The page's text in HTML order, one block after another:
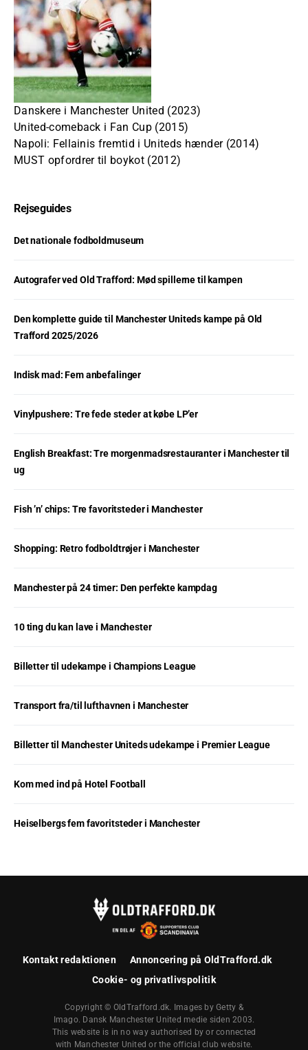
Danskere i Manchester United (2023)
United-comeback i Fan Cup (2015)
Napoli: Fellainis fremtid i Uniteds hænder (2014)
MUST opfordrer til boykot (2012)
Rejseguides
Det nationale fodboldmuseum
Autografer ved Old Trafford: Mød spillerne til kampen
Den komplette guide til Manchester Uniteds kampe på Old
Trafford 2025/2026
Indisk mad: Fem anbefalinger
Vinylpushere: Tre fede steder at købe LP’er
English Breakfast: Tre morgenmadsrestauranter i Manchester til
ug
Fish ’n’ chips: Tre favoritsteder i Manchester
Shopping: Retro fodboldtrøjer i Manchester
Manchester på 24 timer: Den perfekte kampdag
10 ting du kan lave i Manchester
Billetter til udekampe i Champions League
Transport fra/til lufthavnen i Manchester
Billetter til Manchester Uniteds udekampe i Premier League
Kom med ind på Hotel Football
Heiselbergs fem favoritsteder i Manchester
Kontakt redaktionen
Annoncering på OldTrafford.dk
Cookie- og privatlivspolitik
Copyright © OldTrafford.dk. Images by Getty &
Imago. Dansk Manchester United medie siden 2003.
This website is in no way authorised by or connected
with Manchester United or the official club website.